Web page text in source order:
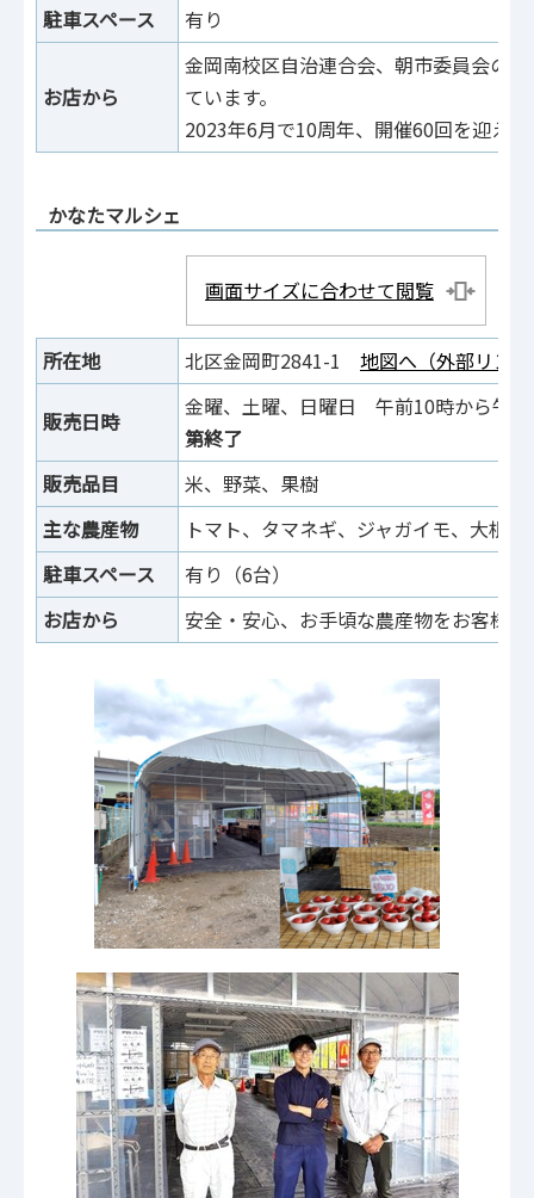
駐車スペース
有り
お店から
金岡南校区自治連合会、朝市委員会の
ています。
2023年6月で10周年、開催60回を迎え
かなたマルシェ
画面サイズに合わせて閲覧
所在地 北区金岡町2841-1 地図へ（外部リン
販売日時
金曜、土曜、日曜日 午前10時から午
第終了
販売品目
米、野菜、果樹
主な農産物
トマト、タマネギ、ジャガイモ、大根
駐車スペース
有り（6台）
お店から
安全・安心、お手頃な農産物をお客様に